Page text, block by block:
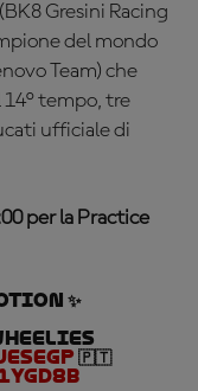
(BK8 Gresini Racing
del mondo
Team) che
14° tempo, tre
ufficiale di
per la Practice
✨
🇵🇹